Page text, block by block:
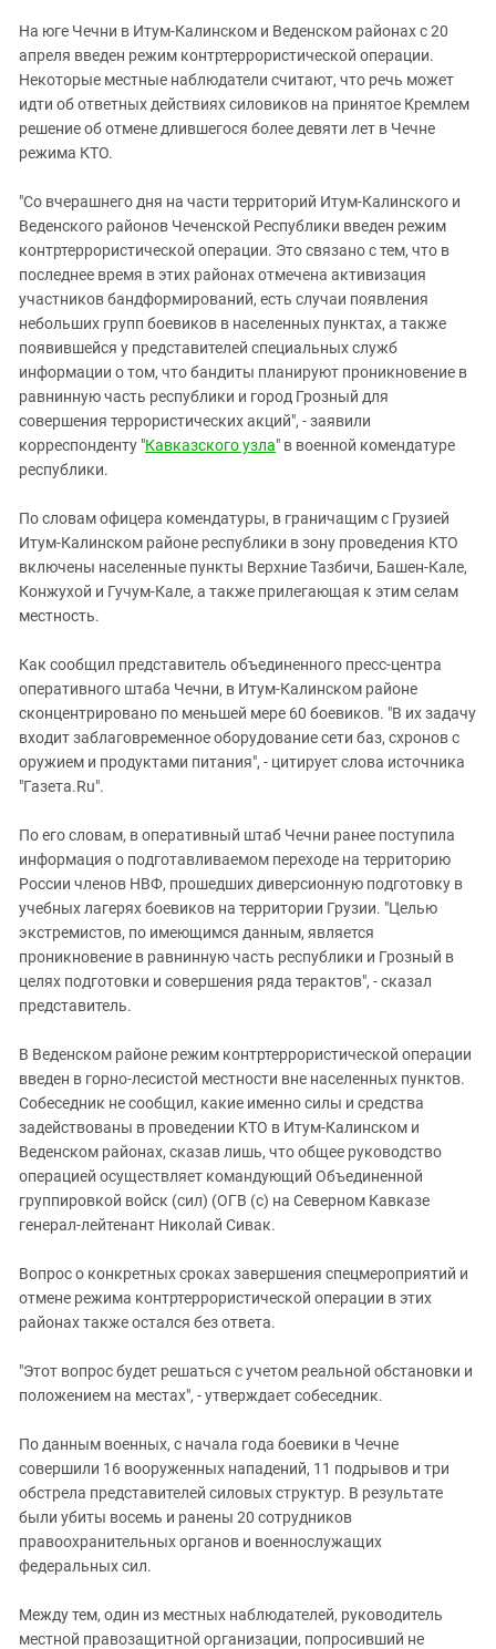
КАВКАЗ ЗА ПАЛЕСТИНУ
ИНАКОМЫСЛИЕ В ЧЕЧНЕ
ПРЕСЛЕДОВАНИЕ АКТИВИСТОВ
МОБИЛИЗАЦИЯ И ПРОТЕСТЫ
Ингушетия
Кабардино-Балкария
Калмыкия
Карачаево-Черкесия
Нагорный Карабах
Российская Федерация
Ростовская область
Северная Осетия - Алания
СКФО
Ставропольский край
Чечня
Южная Осетия
ЮФО
На юге Чечни в Итум-Калинском и Веденском районах с 20
апреля введен режим контртеррористической операции.
Некоторые местные наблюдатели считают, что речь может
идти об ответных действиях силовиков на принятое Кремлем
решение об отмене длившегося более девяти лет в Чечне
режима КТО.
"Со вчерашнего дня на части территорий Итум-Калинского и
Веденского районов Чеченской Республики введен режим
контртеррористической операции. Это связано с тем, что в
последнее время в этих районах отмечена активизация
участников бандформирований, есть случаи появления
небольших групп боевиков в населенных пунктах, а также
появившейся у представителей специальных служб
информации о том, что бандиты планируют проникновение в
равнинную часть республики и город Грозный для
совершения террористических акций", - заявили
корреспонденту "Кавказского узла" в военной комендатуре
республики.
По словам офицера комендатуры, в граничащим с Грузией
Итум-Калинском районе республики в зону проведения КТО
включены населенные пункты Верхние Тазбичи, Башен-Кале,
Конжухой и Гучум-Кале, а также прилегающая к этим селам
местность.
Как сообщил представитель объединенного пресс-центра
оперативного штаба Чечни, в Итум-Калинском районе
сконцентрировано по меньшей мере 60 боевиков. "В их задачу
входит заблаговременное оборудование сети баз, схронов с
оружием и продуктами питания", - цитирует слова источника
"Газета.Ru".
По его словам, в оперативный штаб Чечни ранее поступила
информация о подготавливаемом переходе на территорию
России членов НВФ, прошедших диверсионную подготовку в
учебных лагерях боевиков на территории Грузии. "Целью
экстремистов, по имеющимся данным, является
проникновение в равнинную часть республики и Грозный в
целях подготовки и совершения ряда терактов", - сказал
представитель.
В Веденском районе режим контртеррористической операции
введен в горно-лесистой местности вне населенных пунктов.
Собеседник не сообщил, какие именно силы и средства
задействованы в проведении КТО в Итум-Калинском и
Веденском районах, сказав лишь, что общее руководство
операцией осуществляет командующий Объединенной
группировкой войск (сил) (ОГВ (с) на Северном Кавказе
генерал-лейтенант Николай Сивак.
Вопрос о конкретных сроках завершения спецмероприятий и
отмене режима контртеррористической операции в этих
районах также остался без ответа.
"Этот вопрос будет решаться с учетом реальной обстановки и
положением на местах", - утверждает собеседник.
По данным военных, с начала года боевики в Чечне
совершили 16 вооруженных нападений, 11 подрывов и три
обстрела представителей силовых структур. В результате
были убиты восемь и ранены 20 сотрудников
правоохранительных органов и военнослужащих
федеральных сил.
Между тем, один из местных наблюдателей, руководитель
местной правозащитной организации, попросивший не